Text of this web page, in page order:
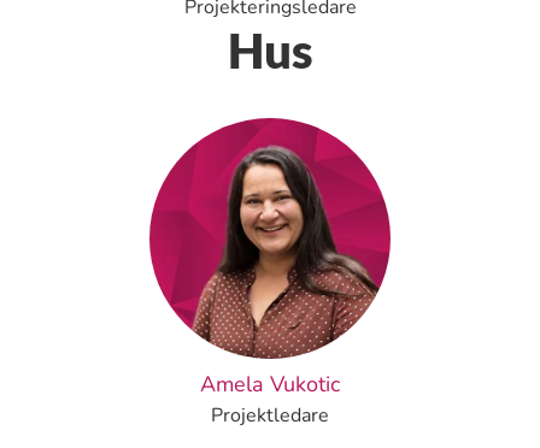
Projekteringsledare
Hus
Amela Vukotic
Projektledare